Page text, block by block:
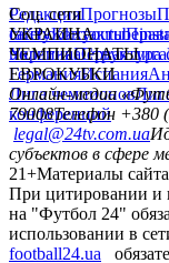
РедакцияПрогнозы
сайтуКонтакты
политикаСтруктура
Соц. сети
facebookxyoutube
УКРАИНА
УкраинаПервая лига
ЧЕМПИОНАТЫ
ГерманияИспания
ЕВРОКУБКИ
Лига чемпионов
конференций
Онлайн-медиа
79008Телефон +380
legal@24tv.com.ua
субъектов в сфере
21+Материалы
При цитировании и
на "Футбол 24"
использовании в
football24.ua